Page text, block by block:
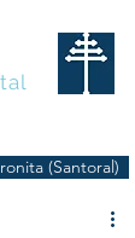
(Santoral)